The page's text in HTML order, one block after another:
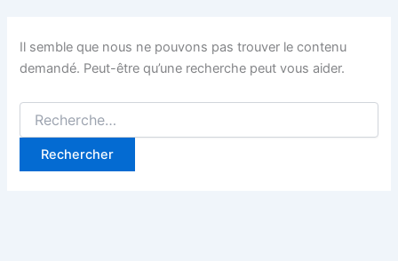
Il semble que nous ne pouvons pas trouver le contenu
demandé. Peut-être qu’une recherche peut vous aider.
Rechercher :